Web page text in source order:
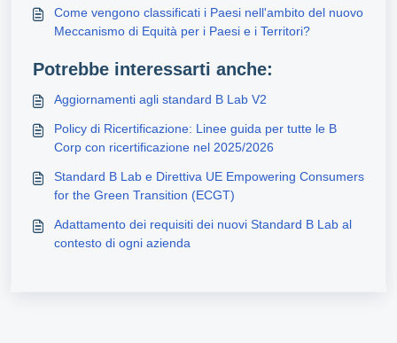
Come vengono classificati i Paesi nell'ambito del nuovo
Meccanismo di Equità per i Paesi e i Territori?
Potrebbe interessarti anche:
Aggiornamenti agli standard B Lab V2
Policy di Ricertificazione: Linee guida per tutte le B
Corp con ricertificazione nel 2025/2026
Standard B Lab e Direttiva UE Empowering Consumers
for the Green Transition (ECGT)
Adattamento dei requisiti dei nuovi Standard B Lab al
contesto di ogni azienda